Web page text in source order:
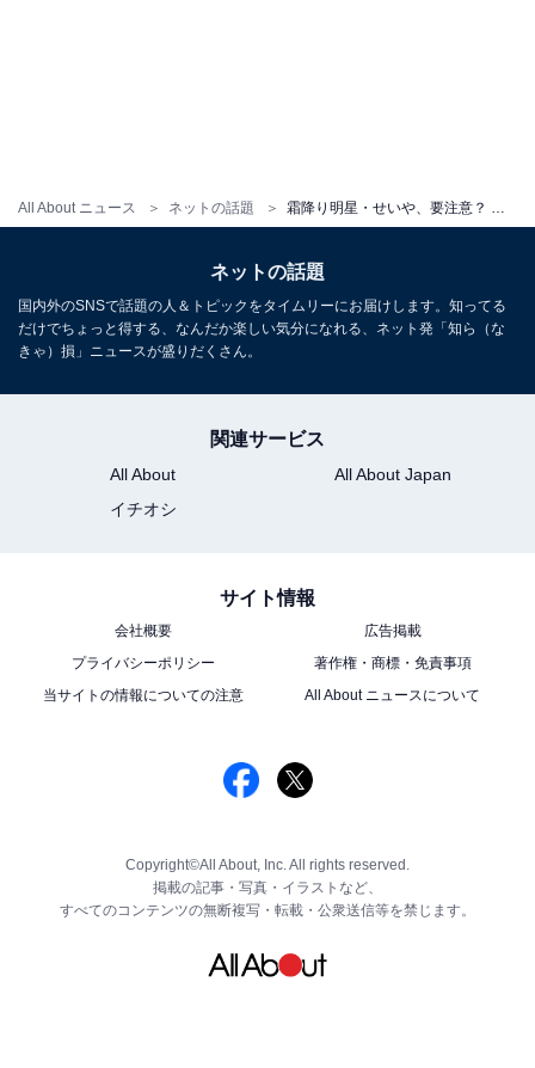
All About ニュース ネットの話題
ネットの話題
国内外のSNSで話題の人＆トピックをタイムリーにお届けします。知ってる
だけでちょっと得する、なんだか楽しい気分になれる、ネット発「知ら（な
きゃ）損」ニュースが盛りだくさん。
関連サービス
All About
All About Japan
イチオシ
サイト情報
会社概要
広告掲載
プライバシーポリシー
著作権・商標・免責事項
当サイトの情報についての注意
All About ニュースについて
Copyright©All About, Inc. All rights reserved.
掲載の記事・写真・イラストなど、
すべてのコンテンツの無断複写・転載・公衆送信等を禁じます。